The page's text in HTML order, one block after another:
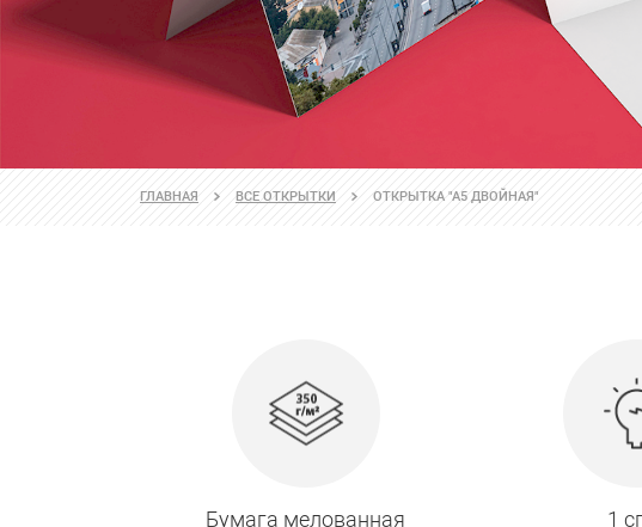
ГЛАВНАЯ ВСЕ ОТКРЫТКИ ОТКРЫТКА "А5 ДВОЙНАЯ"
Бумага мелованная
1